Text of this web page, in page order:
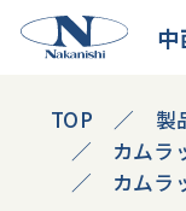
TOP 製
カムラ
カムラ